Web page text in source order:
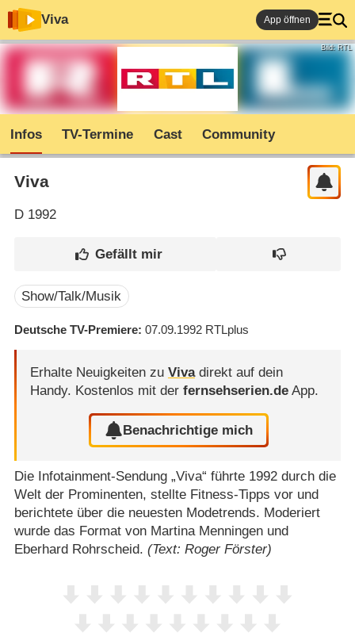
Viva App öffnen
Bild: RTL
Infos TV-Termine Cast Community
Viva
D1992
Show/Talk/Musik
Deutsche TV-Premiere 07.09.1992 RTLplus
Erhalte Neuigkeiten zu Vivadirekt auf dein
Handy. Kostenlos mit der fernsehserien.deApp.
Benachrichtige mich
Die Infotainment-Sendung „Viva“ führte 1992 durch die
Welt der Prominenten, stellte Fitness-Tipps vor und
berichtete über die neuesten Modetrends. Moderiert
wurde das Format von Martina Menningen und
Eberhard Rohrscheid. (Text: Roger Förster)